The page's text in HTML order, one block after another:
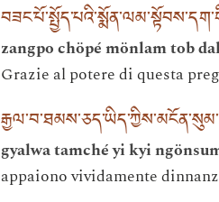
zangpo chöpé mönlam tob
Grazie al potere di questa
gyalwa tamché yi kyi
appaiono vividamente